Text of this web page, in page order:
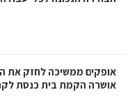
אופקים ממשיכה לחזק את
אושרה הקמת בית כנסת